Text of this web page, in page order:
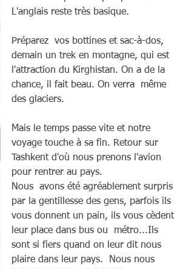
L'anglais reste très basique.
Préparez  vos bottines et sac-à-dos,
demain un trek en montagne, qui est
l'attraction du Kirghistan. On a de la
chance, il fait beau. On verra  même
des glaciers.
Mais le temps passe vite et notre
voyage touche à sa fin. Retour sur
Tashkent d'où nous prenons l'avion
pour rentrer au pays.
Nous  avons été agréablement surpris
par la gentillesse des gens, parfois ils
vous donnent un pain, ils vous cèdent
leur place dans bus ou  métro...Ils
sont si fiers quand on leur dit nous
plaire dans leur pays.  Nous nous